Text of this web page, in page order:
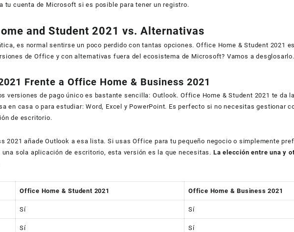
tu cuenta de Microsoft si es posible para tener un registro.
and Student 2021 vs. Alternativas
es normal sentirse un poco perdido con tantas opciones. Office Home & Student 2021
de Office y con alternativas fuera del ecosistema de Microsoft? Vamos a desglosarlo.
Frente a Office Home & Business 2021
versiones de pago único es bastante sencilla: Outlook. Office Home & Student 2021 te da
en casa o para estudiar: Word, Excel y PowerPoint. Es perfecto si no necesitas gestionar
de escritorio.
2021 añade Outlook a esa lista. Si usas Office para tu pequeño negocio o simplemente
sola aplicación de escritorio, esta versión es la que necesitas. La elección entre una y
Office Home & Student 2021 Office Home & Business 2021
Sí Sí
Sí Sí